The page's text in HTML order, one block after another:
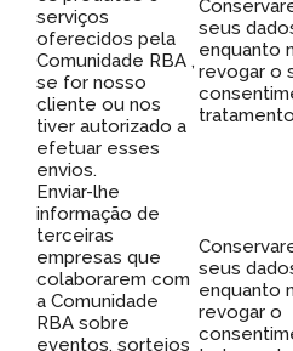
serviços
oferecidos pela
Comunidade RBA ,
se for nosso
cliente ou nos
tiver autorizado a
efetuar esses
envios.
seus
enquanto
revogar o
Enviar-lhe
informação de
terceiras
empresas que
colaborarem com
a Comunidade
RBA sobre
eventos, sorteios
seus
enquanto
revogar o